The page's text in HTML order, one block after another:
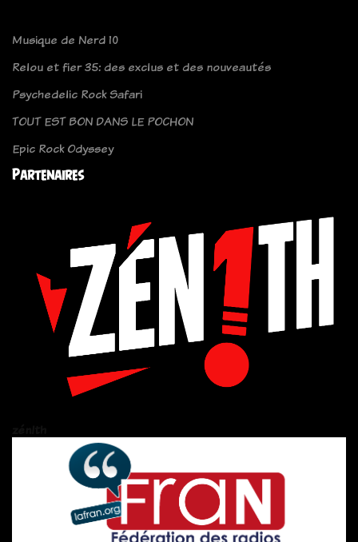
Musique de Nerd 10
Relou et fier 35: des exclus et des nouveautés
Psychedelic Rock Safari
TOUT EST BON DANS LE POCHON
Epic Rock Odyssey
Partenaires